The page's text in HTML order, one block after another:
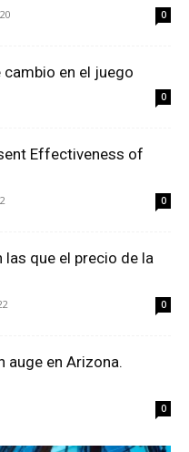
0
en el juego
0
Effectiveness of
0
las que el precio de la
0
auge en Arizona.
0